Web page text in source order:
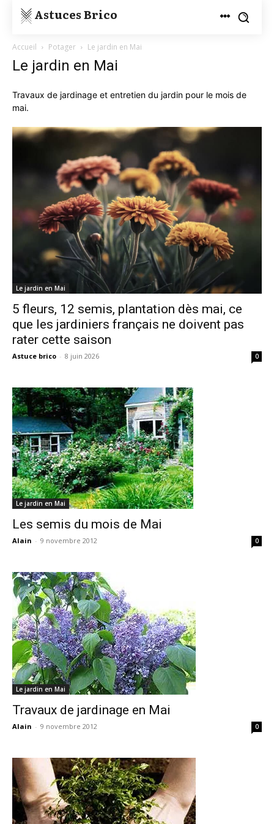
Astuces Brico
Accueil Potager Le jardin en Mai
Le jardin en Mai
Travaux de jardinage et entretien du jardin pour le mois de
mai.
Le jardin en Mai
5 fleurs, 12 semis, plantation dès mai, ce
que les jardiniers français ne doivent pas
rater cette saison
Astuce brico - 8 juin 2026 0
Le jardin en Mai
Les semis du mois de Mai
Alain - 9 novembre 2012 0
Le jardin en Mai
Travaux de jardinage en Mai
Alain - 9 novembre 2012 0